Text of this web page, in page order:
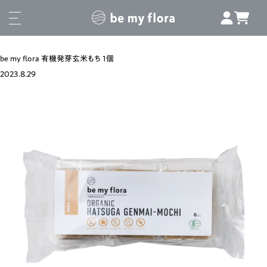
be my flora 有機発芽玄米もち 1個
2023.8.29